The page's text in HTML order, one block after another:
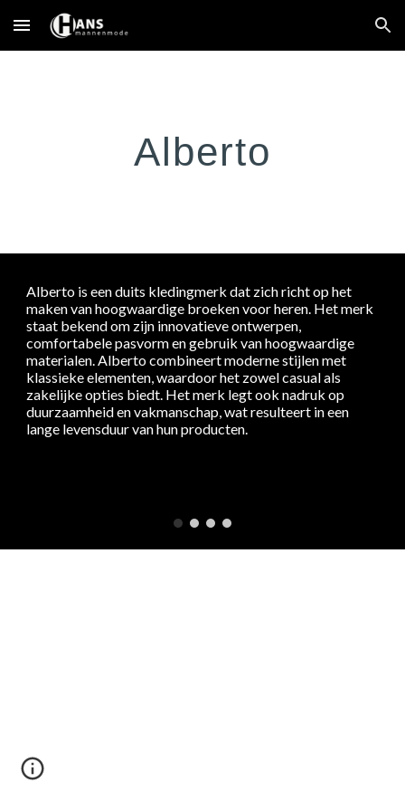
Skip to main content Skip to navigation
Alberto
Alberto is een duits kledingmerk dat zich richt op het
maken van hoogwaardige broeken voor heren. Het merk
staat bekend om zijn innovatieve ontwerpen,
comfortabele pasvorm en gebruik van hoogwaardige
materialen. Alberto combineert moderne stijlen met
klassieke elementen, waardoor het zowel casual als
zakelijke opties biedt. Het merk legt ook nadruk op
duurzaamheid en vakmanschap, wat resulteert in een
lange levensduur van hun producten.